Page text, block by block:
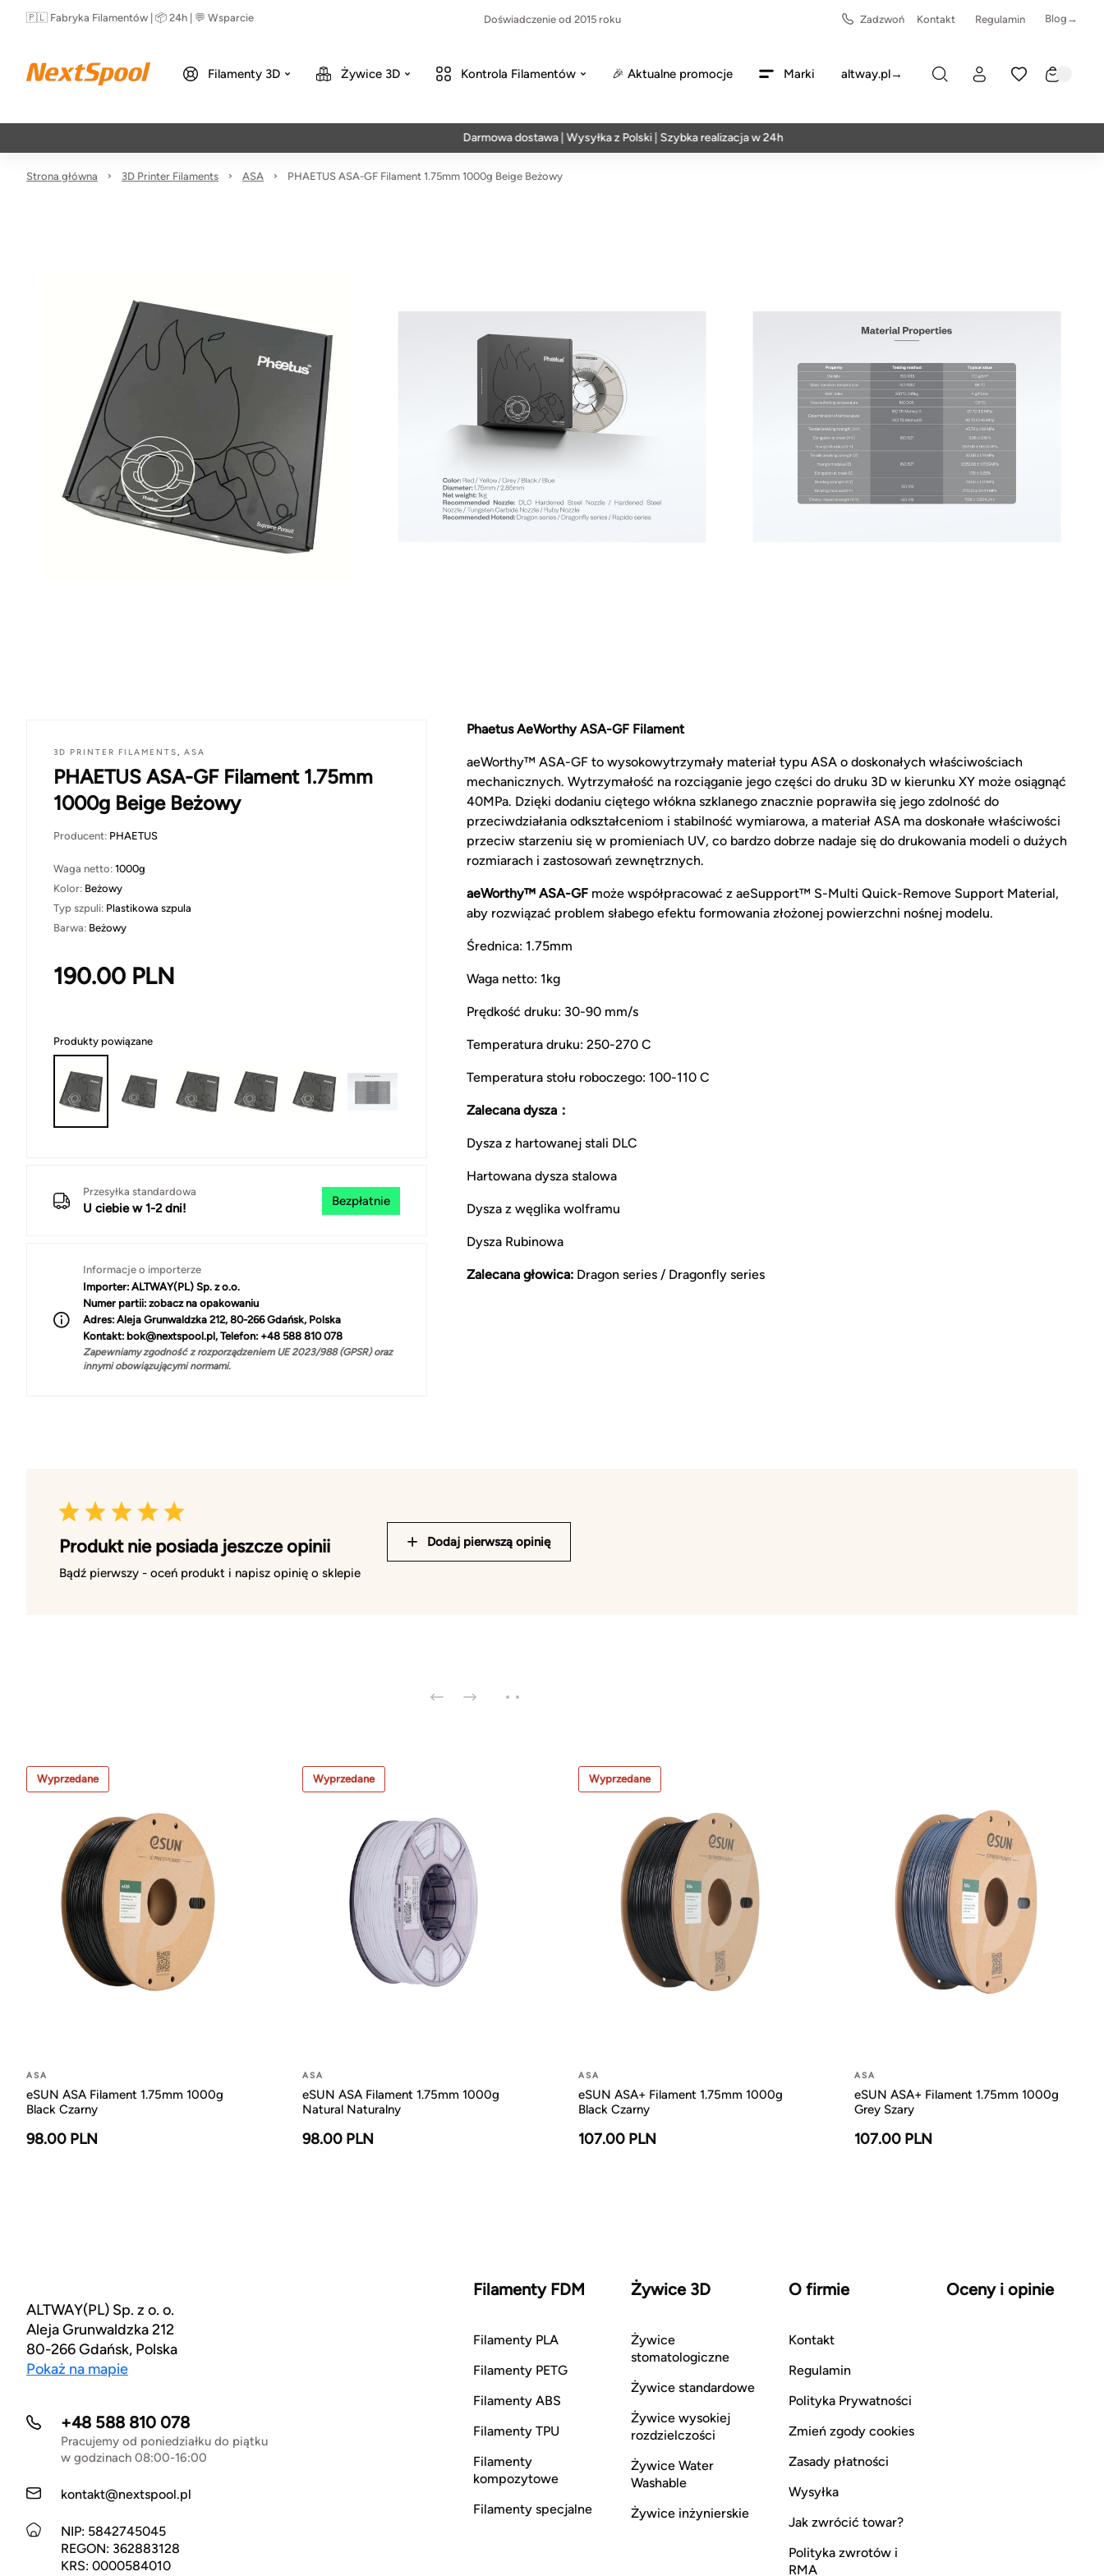
🇵🇱 Fabryka Filamentów | 📦 24h | 💬 Wsparcie Doświadczenie od 2015 roku Zadzwoń Kontakt Regulamin Blog→
Filamenty 3D Żywice 3D Kontrola Filamentów 🎉 Aktualne promocje Marki altway.pl→
Darmowa dostawa | Wysyłka z Polski | Szybka realizacja w 24h
Strona główna 3D Printer Filaments ASA PHAETUS ASA-GF Filament 1.75mm 1000g Beige Beżowy
3D PRINTER FILAMENTS, ASA
PHAETUS ASA-GF Filament 1.75mm
1000g Beige Beżowy
Producent: PHAETUS
Waga netto: 1000g
Kolor: Beżowy
Typ szpuli: Plastikowa szpula
Barwa: Beżowy
190.00 PLN
Produkty powiązane
Przesyłka standardowa
U ciebie w 1-2 dni!
Bezpłatnie
Informacje o importerze
Importer: ALTWAY(PL) Sp. z o.o.
Numer partii: zobacz na opakowaniu
Adres: Aleja Grunwaldzka 212, 80-266 Gdańsk, Polska
Kontakt: bok@nextspool.pl, Telefon: +48 588 810 078
Zapewniamy zgodność z rozporządzeniem UE 2023/988 (GPSR) oraz
innymi obowiązującymi normami.
Phaetus AeWorthy ASA-GF Filament
aeWorthy™ ASA-GF to wysokowytrzymały materiał typu ASA o doskonałych właściwościach
mechanicznych. Wytrzymałość na rozciąganie jego części do druku 3D w kierunku XY może osiągnąć
40MPa. Dzięki dodaniu ciętego włókna szklanego znacznie poprawiła się jego zdolność do
przeciwdziałania odkształceniom i stabilność wymiarowa, a materiał ASA ma doskonałe właściwości
przeciw starzeniu się w promieniach UV, co bardzo dobrze nadaje się do drukowania modeli o dużych
rozmiarach i zastosowań zewnętrznych.
aeWorthy™ ASA-GF może współpracować z aeSupport™ S-Multi Quick-Remove Support Material,
aby rozwiązać problem słabego efektu formowania złożonej powierzchni nośnej modelu.
Średnica: 1.75mm
Waga netto: 1kg
Prędkość druku: 30-90 mm/s
Temperatura druku: 250-270 C
Temperatura stołu roboczego: 100-110 C
Zalecana dysza：
Dysza z hartowanej stali DLC
Hartowana dysza stalowa
Dysza z węglika wolframu
Dysza Rubinowa
Zalecana głowica: Dragon series / Dragonfly series
Produkt nie posiada jeszcze opinii
Bądź pierwszy - oceń produkt i napisz opinię o sklepie
Dodaj pierwszą opinię
Wyprzedane
ASA
eSUN ASA Filament 1.75mm 1000g
Black Czarny
98.00 PLN
Wyprzedane
ASA
eSUN ASA Filament 1.75mm 1000g
Natural Naturalny
98.00 PLN
Wyprzedane
ASA
eSUN ASA+ Filament 1.75mm 1000g
Black Czarny
107.00 PLN
ASA
eSUN ASA+ Filament 1.75mm 1000g
Grey Szary
107.00 PLN
ALTWAY(PL) Sp. z o. o.
Aleja Grunwaldzka 212
80-266 Gdańsk, Polska
Pokaż na mapie
+48 588 810 078
Pracujemy od poniedziałku do piątku
w godzinach 08:00-16:00
kontakt@nextspool.pl
NIP: 5842745045
REGON: 362883128
KRS: 0000584010
Filamenty FDM
Filamenty PLA
Filamenty PETG
Filamenty ABS
Filamenty TPU
Filamenty
kompozytowe
Filamenty specjalne
Żywice 3D
Żywice
stomatologiczne
Żywice standardowe
Żywice wysokiej
rozdzielczości
Żywice Water
Washable
Żywice inżynierskie
O firmie
Kontakt
Regulamin
Polityka Prywatności
Zmień zgody cookies
Zasady płatności
Wysyłka
Jak zwrócić towar?
Polityka zwrotów i
RMA
Oceny i opinie